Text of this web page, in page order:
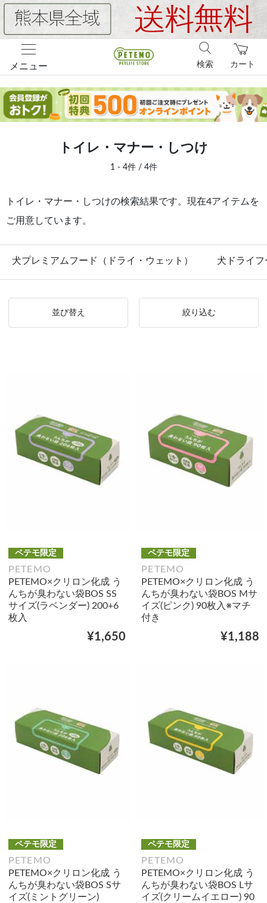
メニュー カート
検索
トイレ・マナー・しつけ
1 - 4件 / 4件
トイレ・マナー・しつけの検索結果です。現在4アイテムを
ご用意しています。
犬プレミアムフード（ドライ・ウェット） 犬ドライフ
並び替え 絞り込む
ペテモ限定
PETEMO
PETEMO×クリロン化成 う
んちが臭わない袋BOS SS
サイズ(ラベンダー) 200+6
枚入
¥1,650
ペテモ限定
PETEMO
PETEMO×クリロン化成 う
んちが臭わない袋BOS Mサ
イズ(ピンク) 90枚入※マチ
付き
¥1,188
ペテモ限定
PETEMO
PETEMO×クリロン化成 う
んちが臭わない袋BOS Sサ
イズ(ミントグリーン)
ペテモ限定
PETEMO
PETEMO×クリロン化成 う
んちが臭わない袋BOS Lサ
イズ(クリームイエロー) 90